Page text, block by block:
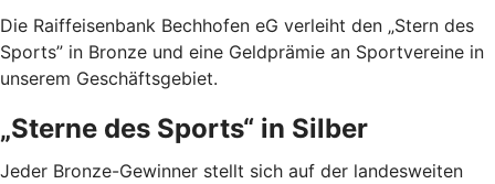
Die Raiffeisenbank Bechhofen eG verleiht den „Stern des
Sports” in Bronze und eine Geldprämie an Sportvereine in
unserem Geschäftsgebiet.
„Sterne des Sports“ in Silber
Jeder Bronze-Gewinner stellt sich auf der landesweiten